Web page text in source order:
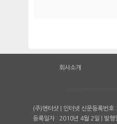
회사소개
(주)엔터샷 | 인터넷 신문등록번
등록일자 : 2010년 4월 2일 | 발